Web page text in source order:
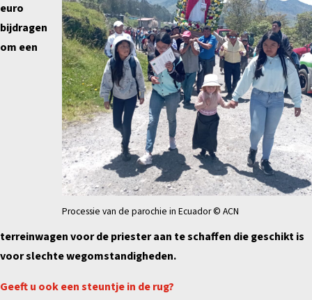
Processie van de parochie in Ecuador © ACN
euro
bijdragen
om een
terreinwagen voor de priester aan te schaffen die geschikt is
voor slechte wegomstandigheden.
Geeft u ook een steuntje in de rug?